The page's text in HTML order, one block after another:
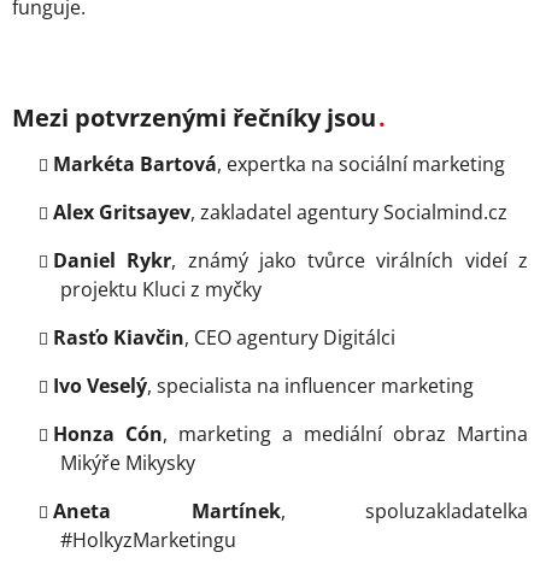
funguje.
Mezi potvrzenými řečníky jsou
Markéta Bartová, expertka na sociální marketing
Alex Gritsayev, zakladatel agentury Socialmind.cz
Daniel Rykr, známý jako tvůrce virálních videí z
projektu Kluci z myčky
Rasťo Kiavčin, CEO agentury Digitálci
Ivo Veselý, specialista na influencer marketing
Honza Cón, marketing a mediální obraz Martina
Mikýře Mikysky
Aneta Martínek, spoluzakladatelka
#HolkyzMarketingu